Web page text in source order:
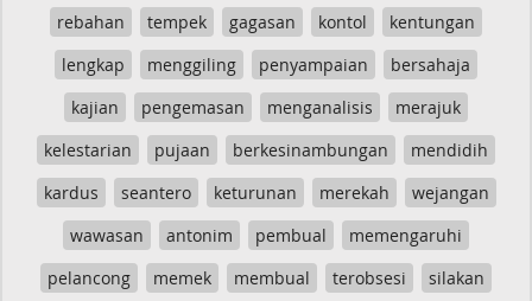
rebahan tempek gagasan kontol
kentungan
lengkap
menggiling penyampaian
bersahaja
kajian
pengemasan menganalisis
merajuk
kelestarian
pujaan berkesinambungan
mendidih
kardus
seantero keturunan merekah
wejangan
wawasan
antonim pembual
memengaruhi
pelancong
memek membual terobsesi
silakan